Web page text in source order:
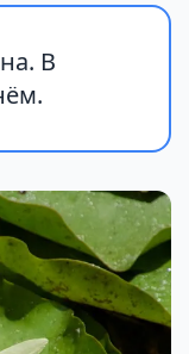
В